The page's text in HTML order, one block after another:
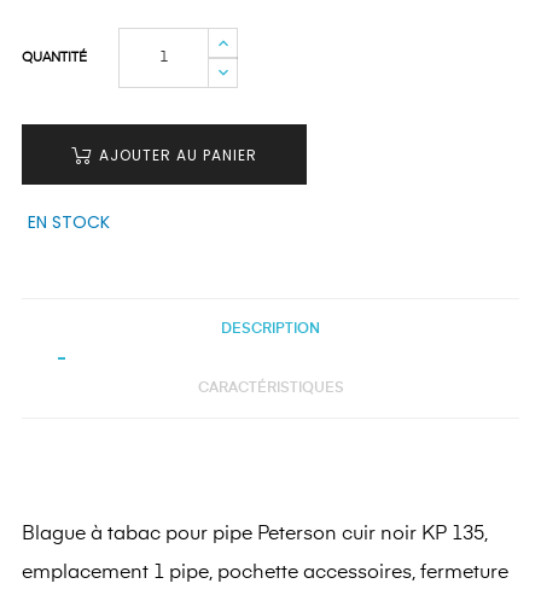
QUANTITÉ
AJOUTER AU PANIER
EN STOCK
DESCRIPTION
CARACTÉRISTIQUES
Blague à tabac pour pipe Peterson cuir noir KP 135,
emplacement 1 pipe, pochette accessoires, fermeture